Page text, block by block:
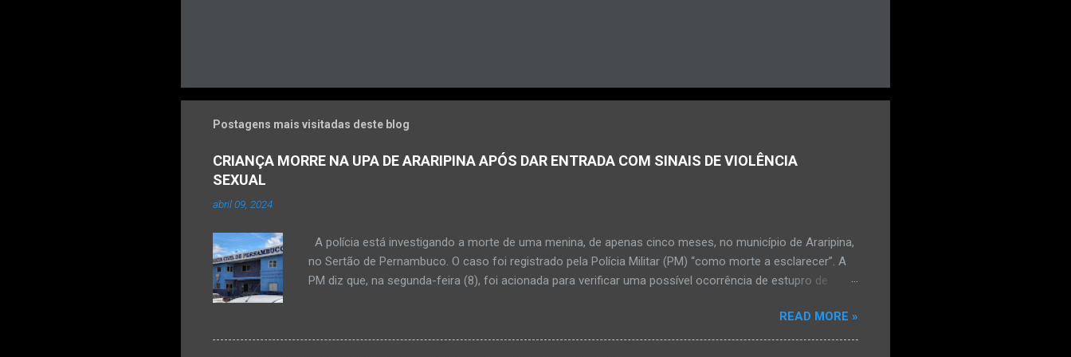
Postagens mais visitadas deste blog
CRIANÇA MORRE NA UPA DE ARARIPINA APÓS DAR ENTRADA COM SINAIS DE VIOLÊNCIA
SEXUAL
abril 09, 2024
A polícia está investigando a morte de uma menina, de apenas cinco meses, no município de Araripina,
no Sertão de Pernambuco. O caso foi registrado pela Polícia Militar (PM) “como morte a esclarecer”. A
PM diz que, na segunda-feira (8), foi acionada para verificar uma possível ocorrência de estupro de
Ocorrências da PM mostra que, segundo informações passadas pela equipe médica, a vítima estava
com um quadro de desidratação e desnutrição, além de apresentar ruptura anal e vaginal. Os pais
READ MORE »